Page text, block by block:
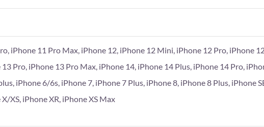
iPhone 11 Pro Max, iPhone 12, iPhone 12 Mini, iPhone 12 Pro, iPhone
Pro, iPhone 13 Pro Max, iPhone 14, iPhone 14 Plus, iPhone 14 Pro,
iPhone 6/6s, iPhone 7, iPhone 7 Plus, iPhone 8, iPhone 8 Plus, iPhone
X/XS, iPhone XR, iPhone XS Max